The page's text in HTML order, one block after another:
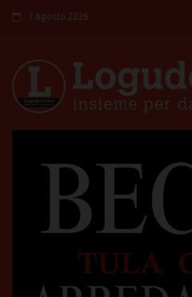
7 Agosto 2026